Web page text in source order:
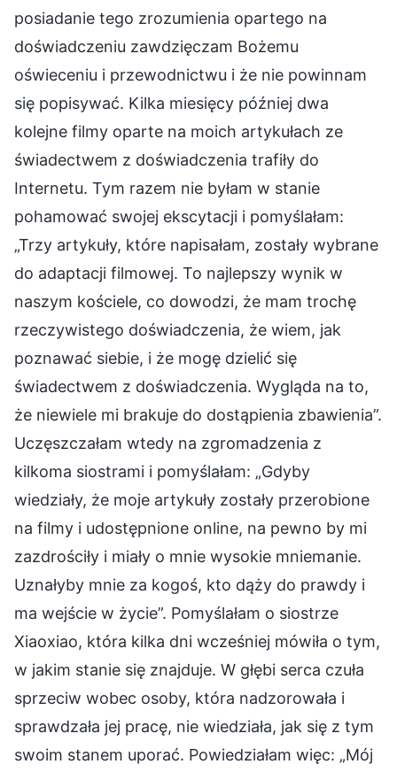
posiadanie tego zrozumienia opartego na
doświadczeniu zawdzięczam Bożemu
oświeceniu i przewodnictwu i że nie powinnam
się popisywać. Kilka miesięcy później dwa
kolejne filmy oparte na moich artykułach ze
świadectwem z doświadczenia trafiły do
Internetu. Tym razem nie byłam w stanie
pohamować swojej ekscytacji i pomyślałam:
„Trzy artykuły, które napisałam, zostały wybrane
do adaptacji filmowej. To najlepszy wynik w
naszym kościele, co dowodzi, że mam trochę
rzeczywistego doświadczenia, że wiem, jak
poznawać siebie, i że mogę dzielić się
świadectwem z doświadczenia. Wygląda na to,
że niewiele mi brakuje do dostąpienia zbawienia”.
Uczęszczałam wtedy na zgromadzenia z
kilkoma siostrami i pomyślałam: „Gdyby
wiedziały, że moje artykuły zostały przerobione
na filmy i udostępnione online, na pewno by mi
zazdrościły i miały o mnie wysokie mniemanie.
Uznałyby mnie za kogoś, kto dąży do prawdy i
ma wejście w życie”. Pomyślałam o siostrze
Xiaoxiao, która kilka dni wcześniej mówiła o tym,
w jakim stanie się znajduje. W głębi serca czuła
sprzeciw wobec osoby, która nadzorowała i
sprawdzała jej pracę, nie wiedziała, jak się z tym
swoim stanem uporać. Powiedziałam więc: „Mój